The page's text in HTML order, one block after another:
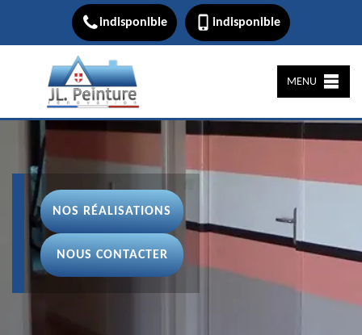
indisponible indisponible
MENU
NOS RÉALISATIONS
NOUS CONTACTER